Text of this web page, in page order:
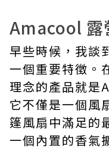
Amacool 露
早些時候，我談
一個重要特徵。
理念的產品就是
它不僅是一個風
篷風扇中滿足的
一個內置的香氣